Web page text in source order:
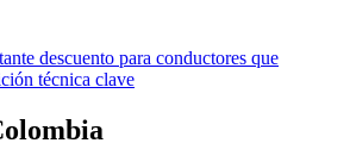
descuento para conductores que
técnica clave